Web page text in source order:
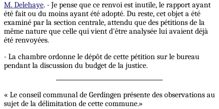
M. Delehaye. - Je pense que ce renvoi est inutile, le rapport ayant
été fait ou du moins ayant été adopté. Du reste, cet objet a été
examiné par la section centrale, attendu que des pétitions de la
même nature que celle qui vient d'être analysée lui avaient déjà
été renvoyées.
- La chambre ordonne le dépôt de cette pétition sur le bureau
pendant la discussion du budget de la justice.
« Le conseil communal de Gerdingen présente des observations au
sujet de la délimitation de cette commune.»